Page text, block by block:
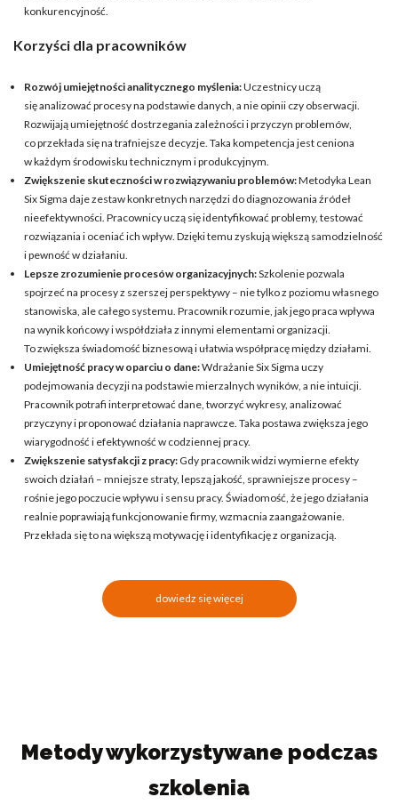
konkurencyjność.
Korzyści dla pracowników
Rozwój umiejętności analitycznego myślenia:Uczestnicy uczą
się analizować procesy na podstawie danych, a nie opinii czy obserwacji.
Rozwijają umiejętność dostrzegania zależności i przyczyn problemów,
co przekłada się na trafniejsze decyzje. Taka kompetencja jest ceniona
w każdym środowisku technicznym i produkcyjnym.
Zwiększenie skuteczności w rozwiązywaniu problemów:Metodyka Lean
Six Sigma daje zestaw konkretnych narzędzi do diagnozowania źródeł
nieefektywności. Pracownicy uczą się identyfikować problemy, testować
rozwiązania i oceniać ich wpływ. Dzięki temu zyskują większą samodzielność
i pewność w działaniu.
Lepsze zrozumienie procesów organizacyjnych:Szkolenie pozwala
spojrzeć na procesy z szerszej perspektywy – nie tylko z poziomu własnego
stanowiska, ale całego systemu. Pracownik rozumie, jak jego praca wpływa
na wynik końcowy i współdziała z innymi elementami organizacji.
To zwiększa świadomość biznesową i ułatwia współpracę między działami.
Umiejętność pracy w oparciu o dane:Wdrażanie Six Sigma uczy
podejmowania decyzji na podstawie mierzalnych wyników, a nie intuicji.
Pracownik potrafi interpretować dane, tworzyć wykresy, analizować
przyczyny i proponować działania naprawcze. Taka postawa zwiększa jego
wiarygodność i efektywność w codziennej pracy.
Zwiększenie satysfakcji z pracy: Gdy pracownik widzi wymierne efekty
swoich działań – mniejsze straty, lepszą jakość, sprawniejsze procesy –
rośnie jego poczucie wpływu i sensu pracy. Świadomość, że jego działania
realnie poprawiają funkcjonowanie firmy, wzmacnia zaangażowanie.
Przekłada się to na większą motywację i identyfikację z organizacją.
dowiedz się więcej
Metody wykorzystywane podczas
szkolenia